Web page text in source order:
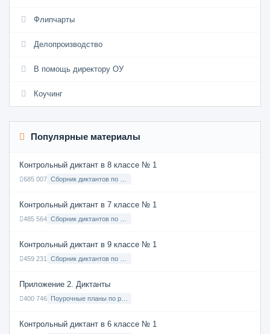
Флипчарты
Делопроизводство
В помощь директору ОУ
Коучинг
Популярные материалы
Контрольный диктант в 8 классе № 1
685 007
Контрольный диктант в 7 классе № 1
485 564
Контрольный диктант в 9 классе № 1
459 231
Приложение 2. Диктанты
400 746
Контрольный диктант в 6 классе № 1